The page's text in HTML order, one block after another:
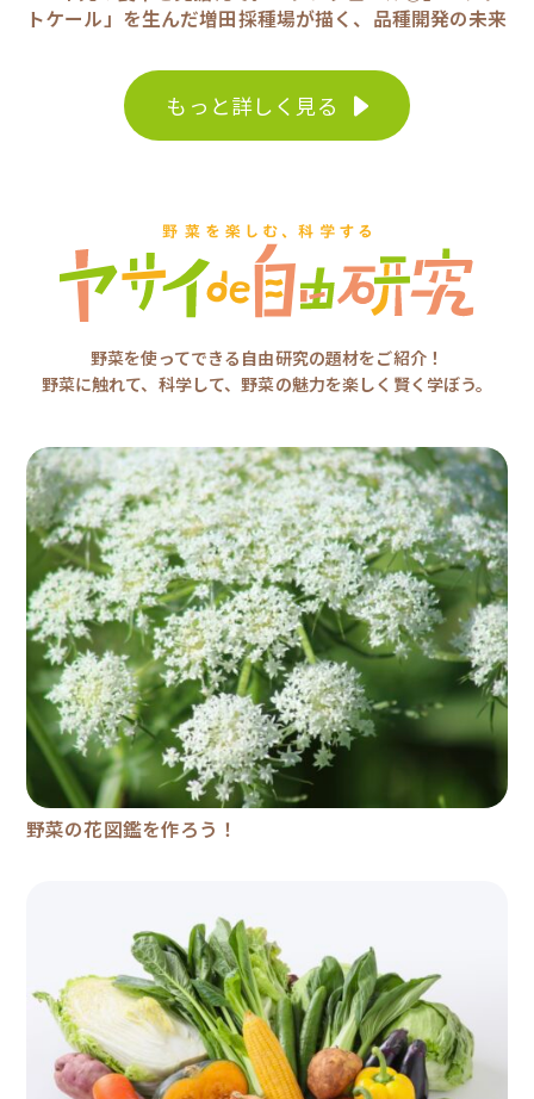
トケール」を生んだ増田採種場が描く、品種開発の未来
もっと詳しく見る
野菜を使ってできる自由研究の題材をご紹介！
野菜に触れて、科学して、野菜の魅力を楽しく賢く学ぼう。
野菜の花図鑑を作ろう！